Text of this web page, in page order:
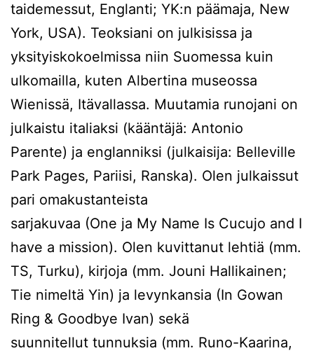
taidemessut, Englanti; YK:n päämaja, New
York, USA). Teoksiani on julkisissa ja
yksityiskokoelmissa niin Suomessa kuin
ulkomailla, kuten Albertina museossa
Wienissä, Itävallassa. Muutamia runojani on
julkaistu italiaksi (kääntäjä: Antonio
Parente) ja englanniksi (julkaisija: Belleville
Park Pages, Pariisi, Ranska). Olen julkaissut
pari omakustanteista
sarjakuvaa (One ja My Name Is Cucujo and I
have a mission). Olen kuvittanut lehtiä (mm.
TS, Turku), kirjoja (mm. Jouni Hallikainen;
Tie nimeltä Yin) ja levynkansia (In Gowan
Ring & Goodbye Ivan) sekä
suunnitellut tunnuksia (mm. Runo-Kaarina,